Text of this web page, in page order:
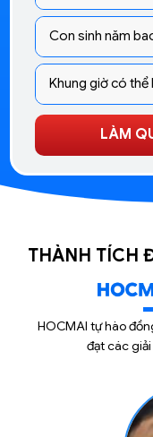
LÀM
THÀNH TÍCH
HOCMAI tự hào
đạt các